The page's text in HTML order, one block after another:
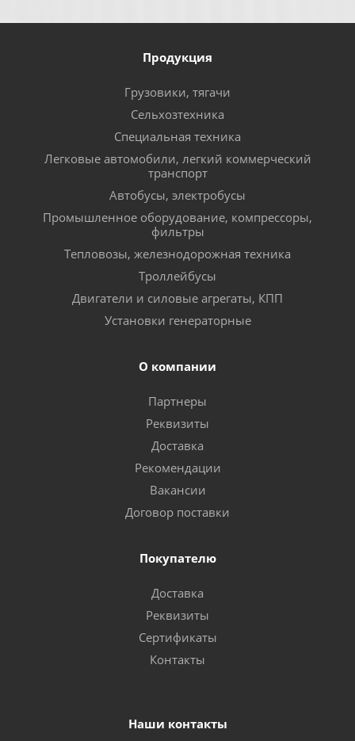
Продукция
Грузовики, тягачи
Сельхозтехника
Специальная техника
Легковые автомобили, легкий коммерческий
транспорт
Автобусы, электробусы
Промышленное оборудование, компрессоры,
фильтры
Тепловозы, железнодорожная техника
Троллейбусы
Двигатели и силовые агрегаты, КПП
Установки генераторные
О компании
Партнеры
Реквизиты
Доставка
Рекомендации
Вакансии
Договор поставки
Покупателю
Доставка
Реквизиты
Сертификаты
Контакты
Наши контакты